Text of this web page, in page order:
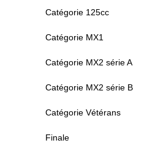
Catégorie 125cc
Catégorie MX1
Catégorie MX2 série A
Catégorie MX2 série B
Catégorie Vétérans
Finale